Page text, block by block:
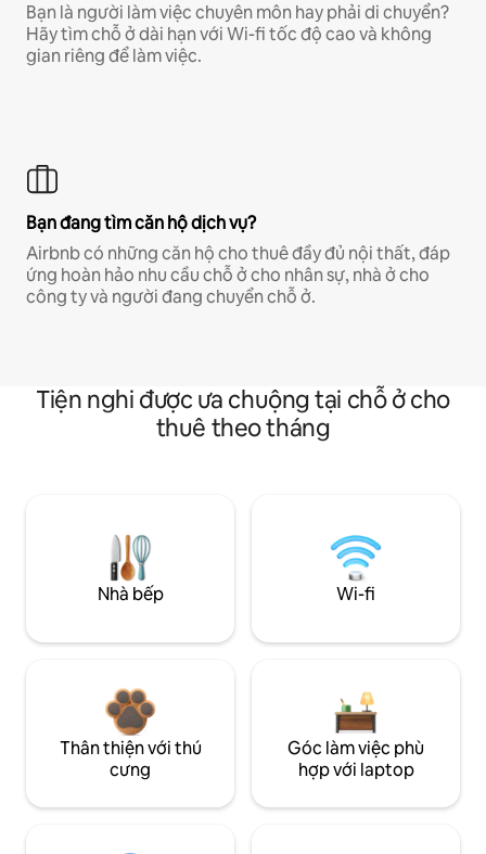
Bạn là người làm việc chuyên môn hay phải di chuyển?
Hãy tìm chỗ ở dài hạn với Wi-fi tốc độ cao và không
gian riêng để làm việc.
Bạn đang tìm căn hộ dịch vụ?
Airbnb có những căn hộ cho thuê đầy đủ nội thất, đáp
ứng hoàn hảo nhu cầu chỗ ở cho nhân sự, nhà ở cho
công ty và người đang chuyển chỗ ở.
Tiện nghi được ưa chuộng tại chỗ ở cho
thuê theo tháng
Nhà bếp Wi-fi
Thân thiện với thú
cưng
Góc làm việc phù
hợp với laptop